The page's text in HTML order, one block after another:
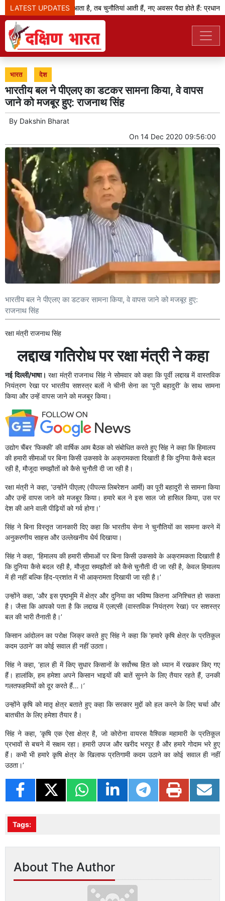
LATEST UPDATES
जब बदलाव का दौर आता है, तब चुनौतियां आती हैं, नए अवसर पैदा होते हैं: प्रधानमंत्री
भारत देश
भारतीय बल ने पीएलए का डटकर सामना किया, वे वापस
जाने को मजबूर हुए: राजनाथ सिंह
By Dakshin Bharat
On 14 Dec 2020 09:56:00
भारतीय बल ने पीएलए का डटकर सामना किया, वे वापस जाने को मजबूर हुए:
राजनाथ सिंह
रक्षा मंत्री राजनाथ सिंह
लद्दाख गतिरोध पर रक्षा मंत्री ने कहा
नई दिल्ली/भाषा। रक्षा मंत्री राजनाथ सिंह ने सोमवार को कहा कि पूर्वी लद्दाख में वास्तविक
नियंत्रण रेखा पर भारतीय सशस्त्र बलों ने चीनी सेना का ‘पूरी बहादुरी’ के साथ सामना
किया और उन्हें वापस जाने को मजबूर किया।
उद्योग चैंबर ‘फिक्की’ की वार्षिक आम बैठक को संबोधित करते हुए सिंह ने कहा कि हिमालय
की हमारी सीमाओं पर बिना किसी उकसावे के अक्रामकता दिखाती है कि दुनिया कैसे बदल
रही है, मौजूदा समझौतों को कैसे चुनौती दी जा रही है।
रक्षा मंत्री ने कहा, ‘उन्होंने पीएलए (पीपल्स लिबरेशन आर्मी) का पूरी बहादुरी से सामना किया
और उन्हें वापस जाने को मजबूर किया। हमारे बल ने इस साल जो हासिल किया, उस पर
देश की आने वाली पीढ़ियों को गर्व होगा।’
सिंह ने बिना विस्तृत जानकारी दिए कहा कि भारतीय सेना ने चुनौतियों का सामना करने में
अनुकरणीय साहस और उल्लेखनीय धैर्य दिखाया।
सिंह ने कहा, ‘हिमालय की हमारी सीमाओं पर बिना किसी उकसावे के अक्रामकता दिखाती है
कि दुनिया कैसे बदल रही है, मौजूदा समझौतों को कैसे चुनौती दी जा रही है, केवल हिमालय
में ही नहीं बल्कि हिंद-प्रशांत में भी आक्रामता दिखायी जा रही है।’
उन्होंने कहा, ‘और इस पृष्ठभूमि में क्षेत्र और दुनिया का भविष्य कितना अनिश्चित हो सकता
है। जैसा कि आपको पता है कि लद्दाख में एलएसी (वास्तविक नियंत्रण रेखा) पर सशस्त्र
बल की भारी तैनाती है।’
किसान आंदोलन का परोक्ष जिक्र करते हुए सिंह ने कहा कि ‘हमारे कृषि क्षेत्र के प्रतिकूल
कदम उठाने’ का कोई सवाल ही नहीं उठता।
सिंह ने कहा, ‘हाल ही में किए सुधार किसानों के सर्वोच्च हित को ध्यान में रखकर किए गए
हैं। हालांकि, हम हमेशा अपने किसान भाइयों की बातें सुनने के लिए तैयार रहते हैं, उनकी
गलतफहमियों को दूर करते हैं…।’
उन्होंने कृषि को मातृ क्षेत्र बताते हुए कहा कि सरकार मुद्दों को हल करने के लिए चर्चा और
बातचीत के लिए हमेशा तैयार है।
सिंह ने कहा, ‘कृषि एक ऐसा क्षेत्र है, जो कोरोना वायरस वैश्विक महामारी के प्रतिकूल
प्रभावों से बचने में सक्षम रहा। हमारी उपज और खरीद भरपूर है और हमारे गोदाम भरे हुए
हैं। कभी भी हमारे कृषि क्षेत्र के खिलाफ प्रतिगामी कदम उठाने का कोई सवाल ही नहीं
उठता।’
Tags:
About The Author